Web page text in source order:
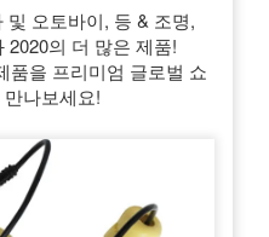
및 오토바이, 등 & 조명,
2020의 더 많은 제품!
품을 프리미엄 글로벌 쇼
나보세요!